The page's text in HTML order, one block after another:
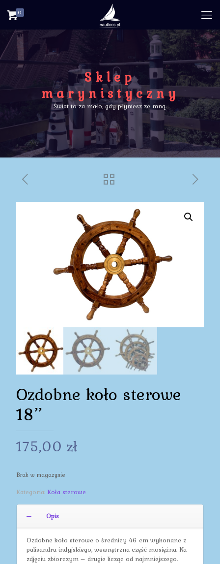
0
Sklep
marynistyczny
Świat to za mało, gdy płyniesz ze mną.
Ozdobne koło sterowe
18’’
175,00 zł
Brak w magazynie
Kategoria: Koła sterowe
Opis
Ozdobne koło sterowe o średnicy 46 cm wykonane z
palisandru indyjskiego, wewnętrzna część mosiężna. Na
zdjęciu zbiorczym – drugie licząc od najmniejszego.